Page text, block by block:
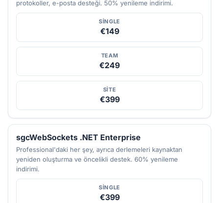
protokoller, e-posta desteği. 50% yenileme indirimi.
SINGLE
€149
TEAM
€249
SITE
€399
sgcWebSockets .NET Enterprise
Professional'daki her şey, ayrıca derlemeleri kaynaktan
yeniden oluşturma ve öncelikli destek. 60% yenileme
indirimi.
SINGLE
€399